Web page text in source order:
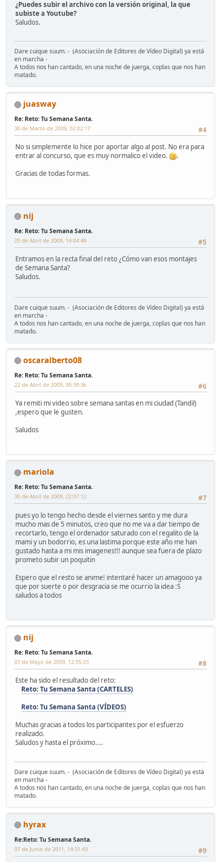
¿Puedes subir el archivo con la versión original, la que
subiste a Youtube?
Saludos.
Dare cuique suum. - (Asociación de Editores de Vídeo Digital) ya está
en marcha -
A todos nos han cantado, en una noche de juerga, coplas que nos han
matado.
juasway
Re: Reto: Tu Semana Santa.
#4
30 de Marzo de 2009, 02:02:17
No si simplemente lo hice por aportar algo al post. No era para
entrar al concurso, que es muy normalico el video.
.
Gracias de todas formas.
nij
Re: Reto: Tu Semana Santa.
#5
20 de Abril de 2009, 14:04:48
Entramos en la recta final del reto ¿Cómo van esos montajes
de Semana Santa?
Saludos.
Dare cuique suum. - (Asociación de Editores de Vídeo Digital) ya está
en marcha -
A todos nos han cantado, en una noche de juerga, coplas que nos han
matado.
oscaralberto08
Re: Reto: Tu Semana Santa.
#6
22 de Abril de 2009, 00:39:36
Ya remiti mi video sobre semana santas en mi ciudad (Tandil)
,espero que le gusten.
Saludos
mariola
Re: Reto: Tu Semana Santa.
#7
30 de Abril de 2009, 22:07:12
pues yo lo tengo hecho desde el viernes santo y me dura
mucho mas de 5 minutos, creo que no me va a dar tiempo de
recortarlo, tengo el ordenador saturado con el regalito de la
mami y un bodorrio, es una lastima porque este año me han
gustado hasta a mi mis imagenes!!! aunque sea fuera de plazo
prometo subir un poquitin
Espero que el resto se anime! intentaré hacer un amagooo ya
que por suerte o por desgracia se me ocurrio la idea :S
saludos a todos
nij
Re: Reto: Tu Semana Santa.
#8
07 de Mayo de 2009, 12:55:23
Este ha sido el resultado del reto:
Reto: Tu Semana Santa (CARTELES)
Reto: Tu Semana Santa (VÍDEOS)
Muchas gracias a todos los participantes por el esfuerzo
realizado.
Saludos y hasta el próximo....
Dare cuique suum. - (Asociación de Editores de Vídeo Digital) ya está
en marcha -
A todos nos han cantado, en una noche de juerga, coplas que nos han
matado.
hyrax
Re:Reto: Tu Semana Santa.
#9
07 de Junio de 2011, 14:31:43